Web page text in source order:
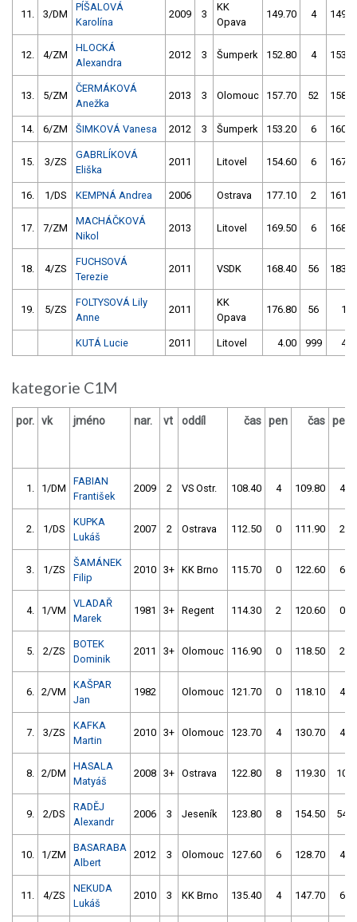
11. 3/DM
PÍŠALOVÁ
Karolína
2009 3
KK
Opava
149.70 4
12. 4/ZM
HLOCKÁ
Alexandra
2012 3 Šumperk 152.80 4
13. 5/ZM
ČERMÁKOVÁ
Anežka
2013 3 Olomouc 157.70 52
14. 6/ZM ŠIMKOVÁ Vanesa 2012 3 Šumperk 153.20 6
15. 3/ZS
GABRLÍKOVÁ
Eliška
2011 Litovel 154.60 6
16. 1/DS KEMPNÁ Andrea 2006 Ostrava 177.10 2
17. 7/ZM
MACHÁČKOVÁ
Nikol
2013 Litovel 169.50 6
18. 4/ZS
FUCHSOVÁ
Terezie
2011 VSDK 168.40 56
19. 5/ZS
FOLTYSOVÁ Lily
Anne
2011
KK
Opava
176.80 56
KUTÁ Lucie 2011 Litovel 4.00 999
kategorie C1M
por. vk jméno nar. vt oddíl čas pen čas pen
1. 1/DM
FABIAN
František
2009 2 VS Ostr. 108.40 4 109.80 4
2. 1/DS
KUPKA
Lukáš
2007 2 Ostrava 112.50 0 111.90 2
3. 1/ZS
ŠAMÁNEK
Filip
2010 3+ KK Brno 115.70 0 122.60 6
4. 1/VM
VLADAŘ
Marek
1981 3+ Regent 114.30 2 120.60 0
5. 2/ZS
BOTEK
Dominik
2011 3+ Olomouc 116.90 0 118.50 2
6. 2/VM
KAŠPAR
Jan
1982 Olomouc 121.70 0 118.10 4
7. 3/ZS
KAFKA
Martin
2010 3+ Olomouc 123.70 4 130.70 4
8. 2/DM
HASALA
Matyáš
2008 3+ Ostrava 122.80 8 119.30 10
9. 2/DS
RADĚJ
Alexandr
2006 3 Jeseník 123.80 8 154.50 54
10. 1/ZM
BASARABA
Albert
2012 3 Olomouc 127.60 6 128.70 4
11. 4/ZS
NEKUDA
Lukáš
2010 3 KK Brno 135.40 4 147.70 6